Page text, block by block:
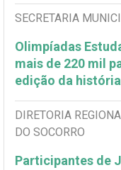
SECRETARIA
Olimpíadas
mais de 220 mil
edição da história
DIRETORIA
DO SOCORRO
Participantes de